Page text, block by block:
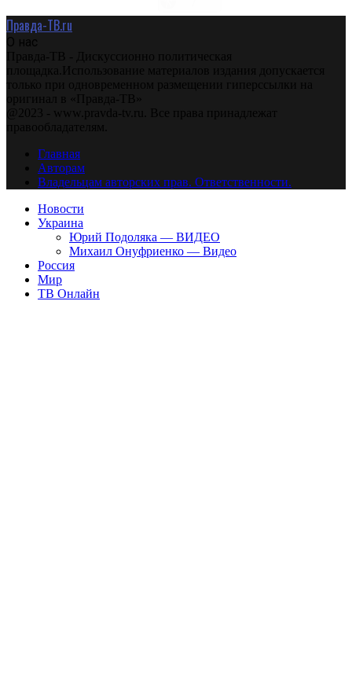
Правда-ТВ.ru
О нас
Правда-ТВ - Дискуссионно политическая
площадка.Использование материалов издания допускается
только при одновременном размещении гиперссылки на
оригинал в «Правда-ТВ»
@2023 - www.pravda-tv.ru. Все права принадлежат
правообладателям.
Главная
Авторам
Владельцам авторских прав. Ответственности.
Новости
Украина
Юрий Подоляка — ВИДЕО
Михаил Онуфриенко — Видео
Россия
Мир
ТВ Онлайн